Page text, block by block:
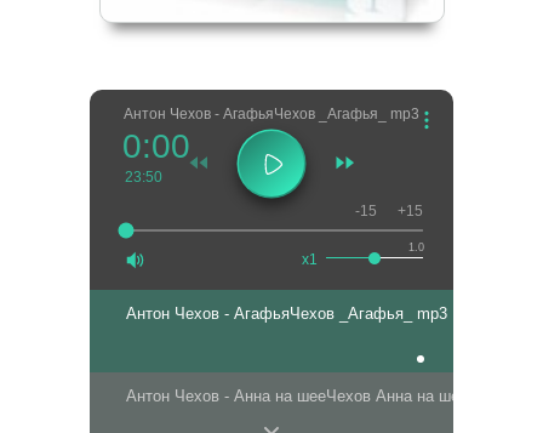
Антон Чехов - АгафьяЧехов _Агафья_ mp3
0:00
23:50
1.0
x1
-15 +15
Антон Чехов - АгафьяЧехов _Агафья_ mp3
Антон Чехов - Анна на шееЧехов Анна на шее ++++